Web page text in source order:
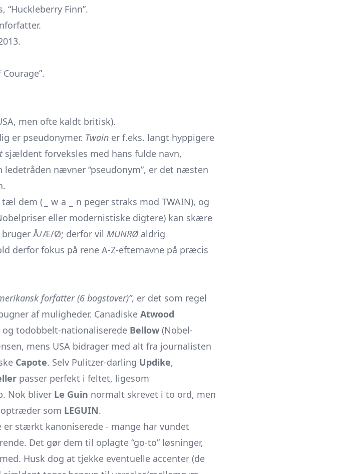
“Huckleberry Finn”.
men ofte kaldt britisk).
er pseudonymer. Twain er f.eks. langt hyppigere
sjældent forveksles med hans fulde navn,
ledetråden nævner “pseudonym”, er det næsten
dem ( _ w a _ n peger straks mod TWAIN), og
eller modernistiske digtere) kan skære
Å/Æ/Ø; derfor vil MUNRØ aldrig
derfor fokus på rene A-Z-efternavne på præcis
forfatter (6 bogstaver)”, er det som regel
af muligheder. Canadiske Atwood
og todobbelt-nationaliserede Bellow (Nobel-
mens USA bidrager med alt fra journalisten
Capote. Selv Pulitzer-darling Updike,
passer perfekt i feltet, ligesom
Nok bliver Le Guin normalt skrevet i to ord, men
som LEGUIN.
er stærkt kanoniserede - mange har vundet
Det gør dem til oplagte “go-to” løsninger,
Husk dog at tjekke eventuelle accenter (de